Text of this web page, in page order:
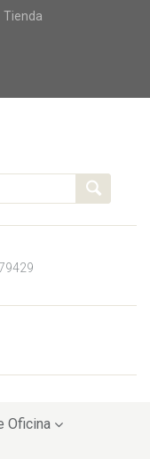
Tienda
Oficina